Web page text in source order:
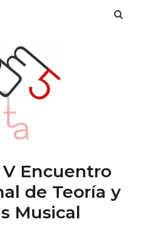
V Encuentro
de Teoría y
Musical